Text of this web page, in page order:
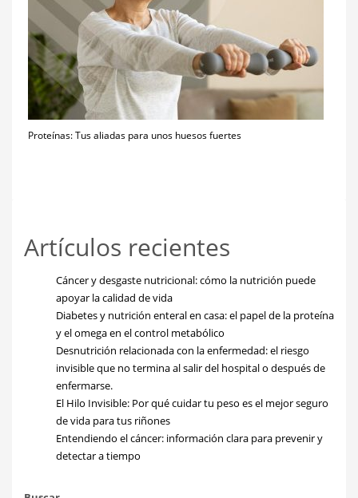
Proteínas: Tus aliadas para unos huesos fuertes
Artículos recientes
Cáncer y desgaste nutricional: cómo la nutrición puede
apoyar la calidad de vida
Diabetes y nutrición enteral en casa: el papel de la proteína
y el omega en el control metabólico
Desnutrición relacionada con la enfermedad: el riesgo
invisible que no termina al salir del hospital o después de
enfermarse.
El Hilo Invisible: Por qué cuidar tu peso es el mejor seguro
de vida para tus riñones
Entendiendo el cáncer: información clara para prevenir y
detectar a tiempo